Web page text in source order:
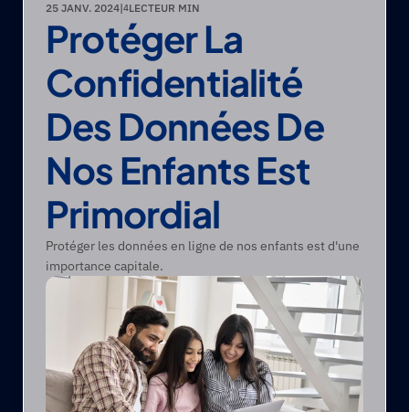
25 JANV. 2024|4LECTEUR MIN
Protéger La
Confidentialité
Des Données De
Nos Enfants Est
Primordial
Protéger les données en ligne de nos enfants est d'une
importance capitale.